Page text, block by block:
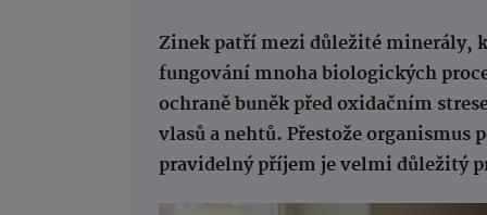
Zinek patří mezi důležité minerály,
fungování mnoha biologických
ochraně buněk před oxidačním
vlasů a nehtů. Přestože
pravidelný příjem je velmi důležitý